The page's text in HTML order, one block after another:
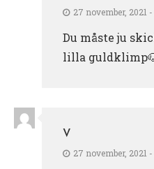
27 november, 2021 -
Du måste ju
lilla
V
27 november, 2021 -